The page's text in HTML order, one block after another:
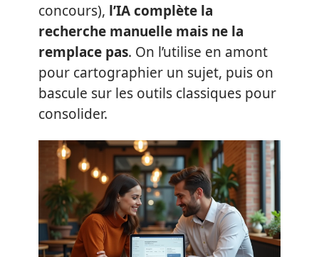
concours), l’IA complète la
recherche manuelle mais ne la
remplace pas. On l’utilise en amont
pour cartographier un sujet, puis on
bascule sur les outils classiques pour
consolider.